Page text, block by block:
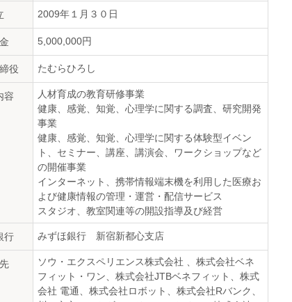
2009年１月３０日
5,000,000円
役 たむらひろし
容
人材育成の教育研修事業
健康、感覚、知覚、心理学に関する調査、研究開発
事業
健康、感覚、知覚、心理学に関する体験型イベン
ト、セミナー、講座、講演会、ワークショップなど
の開催事業
インターネット、携帯情報端末機を利用した医療お
よび健康情報の管理・運営・配信サービス
スタジオ、教室関連等の開設指導及び経営
行 みずほ銀行 新宿新都心支店
ソウ・エクスペリエンス株式会社 、株式会社ベネ
フィット・ワン、株式会社JTBベネフィット、株式
会社 電通、株式会社ロボット、株式会社Rバンク、